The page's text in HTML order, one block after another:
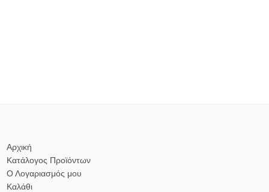
Αρχική
Κατάλογος Προϊόντων
Ο Λογαριασμός μου
Καλάθι